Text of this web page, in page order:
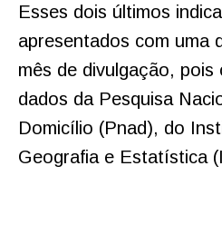
Esses dois últimos
apresentados com uma
mês de divulgação,
dados da Pesquisa
Domicílio (Pnad), do
Geografia e Estatística